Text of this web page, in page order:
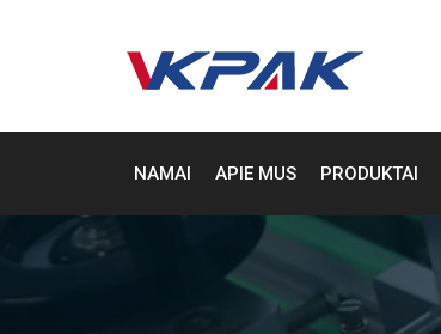
NAMAI APIE MUS PRODUKTAI